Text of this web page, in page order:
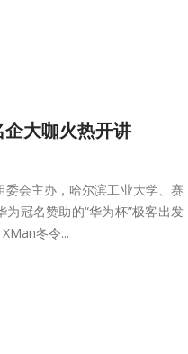
大咖火热开讲
委会主办，哈尔滨工业大学、赛
冠名赞助的“华为杯”极客出发
冬令...